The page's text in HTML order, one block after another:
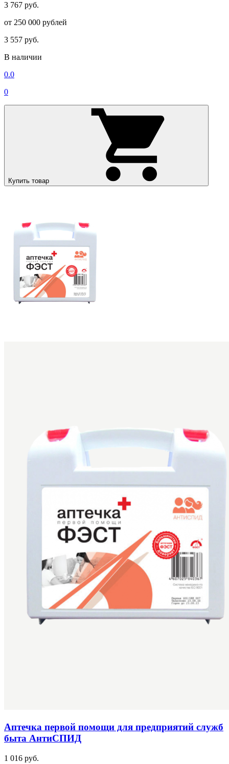
3 767 руб.
от 250 000 рублей
3 557 руб.
В наличии
0.0
0
Купить товар
Аптечка первой помощи для предприятий служб
быта АнтиСПИД
1 016 руб.